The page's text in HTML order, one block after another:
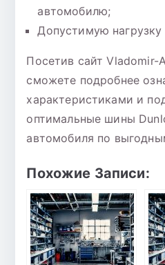
автомобилю;
Допустимую
Посетив сайт Vladomir-
сможете подробнее
характеристиками и
оптимальные шины
автомобиля по
Похожие Записи: